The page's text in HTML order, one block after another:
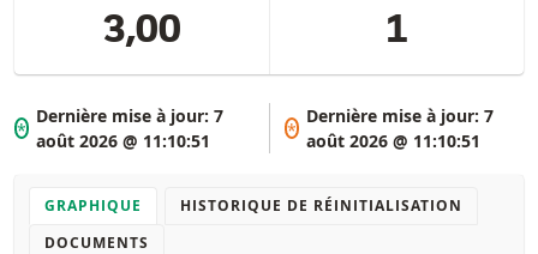
3,00 1
*
Dernière mise à jour:7
août 2026 @ 11:10:51
*
Dernière mise à jour: 7
août 2026 @ 11:10:51
GRAPHIQUE
HISTORIQUE DE RÉINITIALISATION
DOCUMENTS